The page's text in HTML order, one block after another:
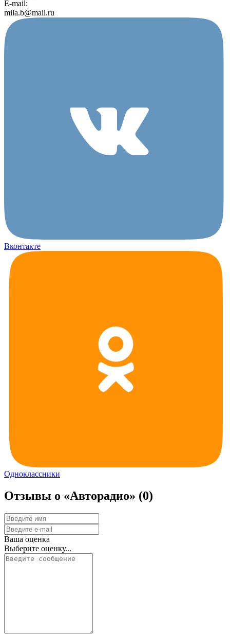
E-mail:
mila.b@mail.ru
Вконтакте
Одноклассники
Отзывы о «Авторадио» (0)
Ваша оценка
Выберите оценку...